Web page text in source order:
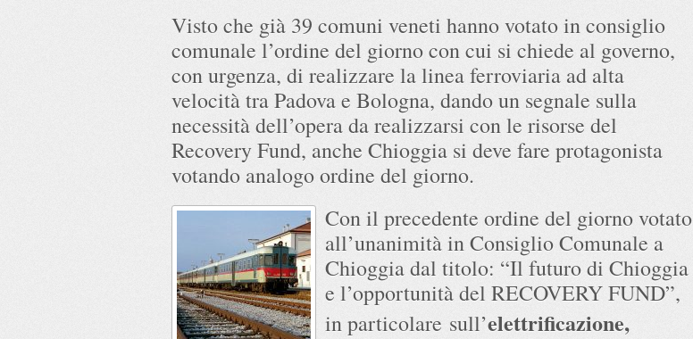
Visto che già 39 comuni veneti hanno votato in consiglio
comunale l’ordine del giorno con cui si chiede al governo,
con urgenza, di realizzare la linea ferroviaria ad alta
velocità tra Padova e Bologna, dando un segnale sulla
necessità dell’opera da realizzarsi con le risorse del
Recovery Fund, anche Chioggia si deve fare protagonista
votando analogo ordine del giorno.
Con il precedente ordine del giorno votato
all’unanimità in Consiglio Comunale a
Chioggia dal titolo: “Il futuro di Chioggia
e l’opportunità del RECOVERY FUND”,
in particolare sull’elettrificazione,